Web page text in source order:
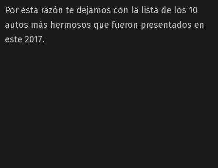
Por esta razón te dejamos con la lista de los 10
autos más hermosos que fueron presentados en
este 2017.